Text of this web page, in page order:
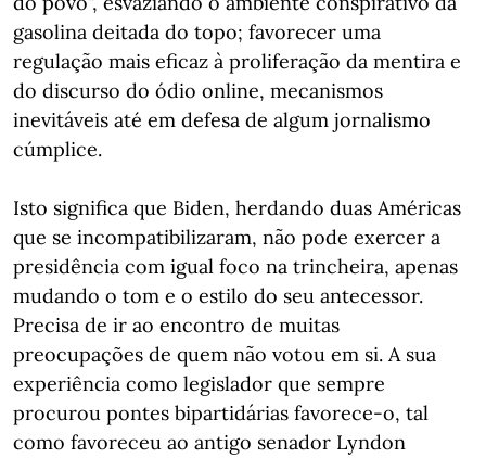
gasolina deitada do topo; favorecer uma
regulação mais eficaz à proliferação da mentira e
do discurso do ódio online, mecanismos
inevitáveis até em defesa de algum jornalismo
cúmplice.
Isto significa que Biden, herdando duas Américas
que se incompatibilizaram, não pode exercer a
presidência com igual foco na trincheira, apenas
mudando o tom e o estilo do seu antecessor.
Precisa de ir ao encontro de muitas
preocupações de quem não votou em si. A sua
experiência como legislador que sempre
procurou pontes bipartidárias favorece-o, tal
como favoreceu ao antigo senador Lyndon